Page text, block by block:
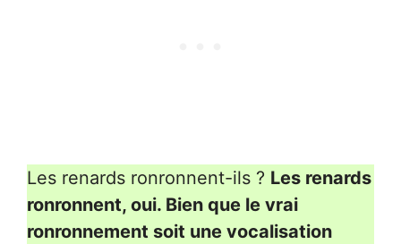
Les renards ronronnent-ils ? Les renards
ronronnent, oui. Bien que le vrai
ronronnement soit une vocalisation